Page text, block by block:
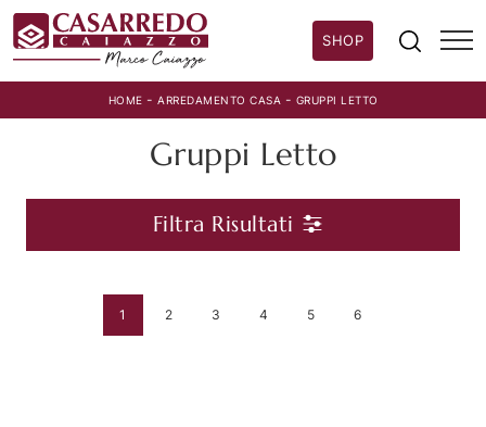
SHOP
HOME - ARREDAMENTO CASA - GRUPPI LETTO
Gruppi Letto
Filtra Risultati
1 2 3 4 5 6